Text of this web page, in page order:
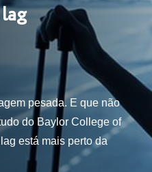
pesada. E que não
do Baylor College of
está mais perto da